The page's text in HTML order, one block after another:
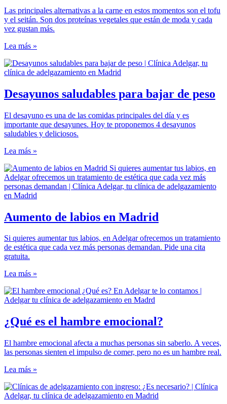
Las principales alternativas a la carne en estos momentos son el tofu
y el seitán. Son dos proteínas vegetales que están de moda y cada
vez gustan más.
Lea más »
Desayunos saludables para bajar de peso
El desayuno es una de las comidas principales del día y es
importante que desayunes. Hoy te proponemos 4 desayunos
saludables y deliciosos.
Lea más »
Aumento de labios en Madrid
Si quieres aumentar tus labios, en Adelgar ofrecemos un tratamiento
de estética que cada vez más personas demandan. Pide una cita
gratuita.
Lea más »
¿Qué es el hambre emocional?
El hambre emocional afecta a muchas personas sin saberlo. A veces,
las personas sienten el impulso de comer, pero no es un hambre real.
Lea más »